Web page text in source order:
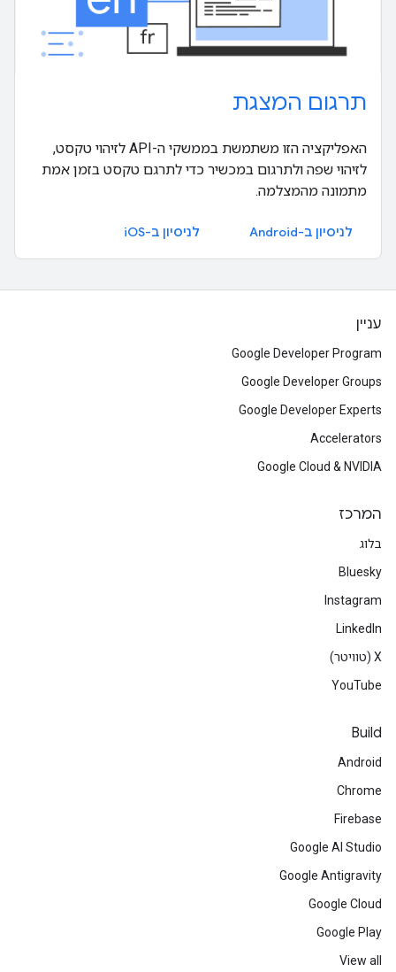
תרגום המצגת
האפליקציה הזו משתמשת בממשקי ה-API לזיהוי טקסט,
לזיהוי שפה ולתרגום במכשיר כדי לתרגם טקסט בזמן אמת
מתמונה מהמצלמה.
לניסיון ב-Android לניסיון ב-iOS
עניין
Google Developer Program
Google Developer Groups
Google Developer Experts
Accelerators
Google Cloud & NVIDIA
המרכז
בלוג
Bluesky
Instagram
LinkedIn
‫X (טוויטר)
YouTube
Build
Android
Chrome
Firebase
Google AI Studio
Google Antigravity
Google Cloud
Google Play
View all